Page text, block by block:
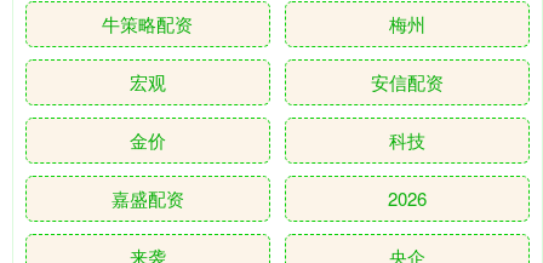
牛策略配资 梅州
宏观 安信配资
金价 科技
嘉盛配资 2026
来袭 央企